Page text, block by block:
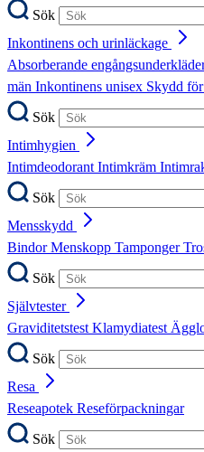
Sök
Inkontinens och urinläckage
Absorberande
män Inkontinens unisex Skydd
Sök
Intimhygien
IntimdeodorantIntimkräm
Sök
Mensskydd
BindorMenskopp Tamponger
Sök
Självtester
GraviditetstestKlamydiatest
Sök
Resa
Reseapotek Reseförpackningar
Sök